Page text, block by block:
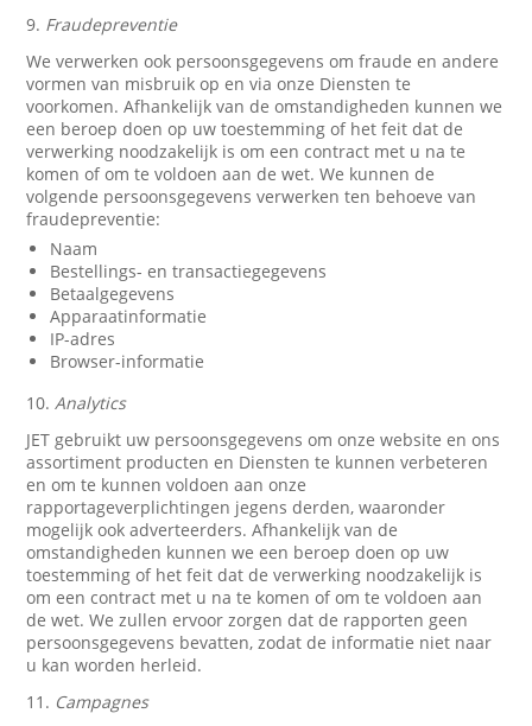
9. Fraudepreventie
We verwerken ook persoonsgegevens om fraude en andere
vormen van misbruik op en via onze Diensten te
voorkomen. Afhankelijk van de omstandigheden kunnen we
een beroep doen op uw toestemming of het feit dat de
verwerking noodzakelijk is om een contract met u na te
komen of om te voldoen aan de wet. We kunnen de
volgende persoonsgegevens verwerken ten behoeve van
fraudepreventie:
Naam
Bestellings- en transactiegegevens
Betaalgegevens
Apparaatinformatie
IP-adres
Browser-informatie
10.Analytics
JET gebruikt uw persoonsgegevens om onze website en ons
assortiment producten en Diensten te kunnen verbeteren
en om te kunnen voldoen aan onze
rapportageverplichtingen jegens derden, waaronder
mogelijk ook adverteerders. Afhankelijk van de
omstandigheden kunnen we een beroep doen op uw
toestemming of het feit dat de verwerking noodzakelijk is
om een contract met u na te komen of om te voldoen aan
de wet. We zullen ervoor zorgen dat de rapporten geen
persoonsgegevens bevatten, zodat de informatie niet naar
u kan worden herleid.
11. Campagnes